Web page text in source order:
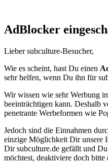
AdBlocker
Lieber subculture-Besucher,
Wie es scheint, hast Du einen
sehr helfen, wenn Du ihn für
Wir wissen wie sehr Werbung
beeinträchtigen kann. Deshalb
penetrante Werbeformen wie
Jedoch sind die Einnahmen
einzige Möglichkeit Dir unsere
Dir subculture.de gefällt und
möchtest, deaktiviere doch